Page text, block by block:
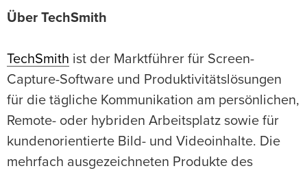
Über TechSmith
TechSmith ist der Marktführer für Screen-
Capture-Software und Produktivitätslösungen
für die tägliche Kommunikation am persönlichen,
Remote- oder hybriden Arbeitsplatz sowie für
kundenorientierte Bild- und Videoinhalte. Die
mehrfach ausgezeichneten Produkte des